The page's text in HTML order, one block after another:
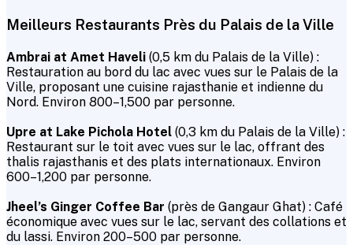
Meilleurs Restaurants Près du Palais de la Ville
Ambrai at Amet Haveli (0,5 km du Palais de la Ville) :
Restauration au bord du lac avec vues sur le Palais de la
Ville, proposant une cuisine rajasthanie et indienne du
Nord. Environ ₹800–₹1,500 par personne.
Upre at Lake Pichola Hotel (0,3 km du Palais de la Ville) :
Restaurant sur le toit avec vues sur le lac, offrant des
thalis rajasthanis et des plats internationaux. Environ
₹600–₹1,200 par personne.
Jheel’s Ginger Coffee Bar (près de Gangaur Ghat) : Café
économique avec vues sur le lac, servant des collations et
du lassi. Environ ₹200–₹500 par personne.